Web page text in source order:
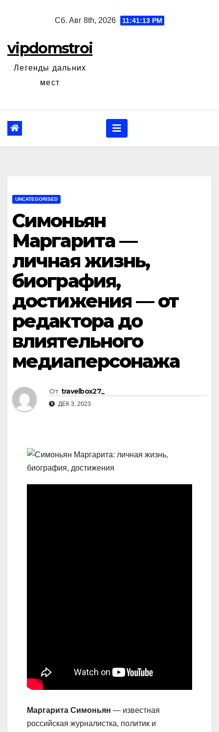
Сб. Авг 8th, 2026 11:41:15 PM
vipdomstroi
Легенды дальних
мест
UNCATEGORISED
Симоньян
Маргарита —
личная жизнь,
биография,
достижения — от
редактора до
влиятельного
медиаперсонажа
От travelbox27_
ДЕК 3, 2023
Маргарита Симоньян — известная
российская журналистка, политик и